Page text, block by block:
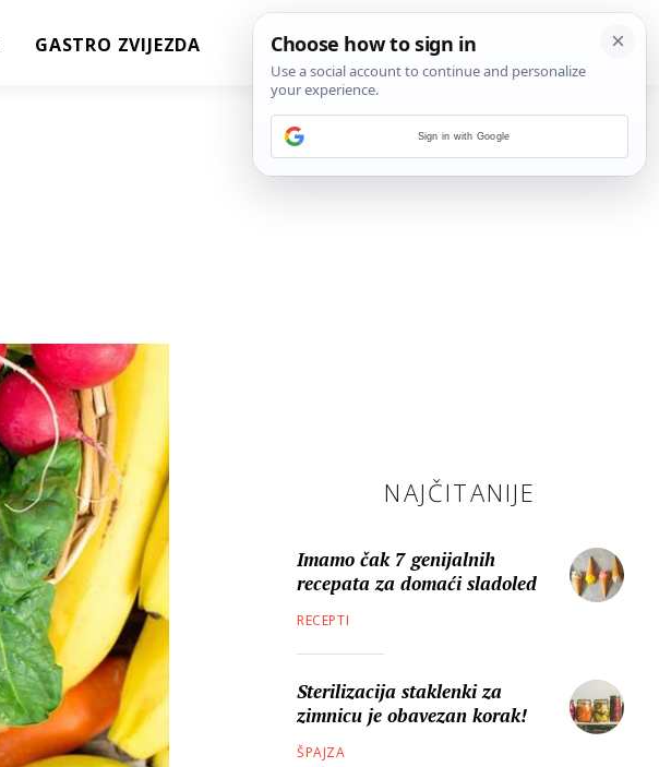
GASTRO ZVIJEZDA
NAJČITANIJE
Imamo čak 7 genijalnih
recepata za domaći sladoled
RECEPTI
Sterilizacija staklenki za
zimnicu je obavezan korak!
ŠPAJZA
Sign in with Google